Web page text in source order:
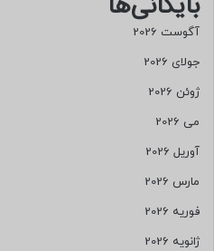
آگوست 2026
جولای 2026
ژوئن 2026
می 2026
آوریل 2026
مارس 2026
فوریه 2026
ژانویه 2026